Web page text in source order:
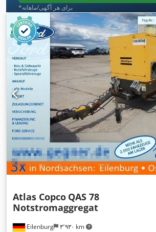
*برای هر آگهی/ماهانه
Eilenburg ۳٬۹۳۰ km
Atlas Copco QAS 78
Notstromaggregat